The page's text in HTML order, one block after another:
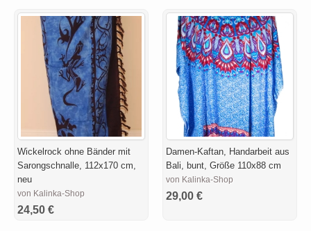
Wickelrock ohne Bänder mit
Sarongschnalle, 112x170 cm,
neu
von Kalinka-Shop
24,50 €
Damen-Kaftan, Handarbeit aus
Bali, bunt, Größe 110x88 cm
von Kalinka-Shop
29,00 €